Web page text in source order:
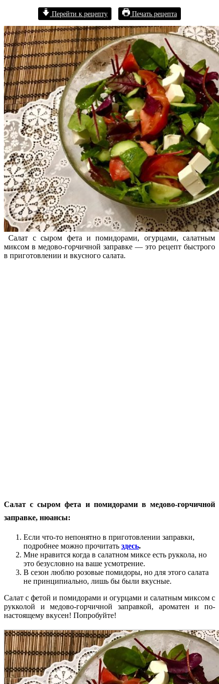
Перейти к рецепту Печать рецепта
Салат с сыром фета и помидорами, огурцами, салатным
миксом в медово-горчичной заправке — это рецепт быстрого
в приготовлении и вкусного салата.
Салат с сыром фета и помидорами в медово-горчичной
заправке, нюансы:
Если что-то непонятно в приготовлении заправки,
подробнее можно прочитать здесь.
Мне нравится когда в салатном миксе есть руккола, но
это безусловно на ваше усмотрение.
В сезон люблю розовые помидоры, но для этого салата
не принципиально, лишь бы были вкусные.
Салат с фетой и помидорами и огурцами и салатным миксом с
рукколой и медово-горчичной заправкой, ароматен и по-
настоящему вкусен! Попробуйте!